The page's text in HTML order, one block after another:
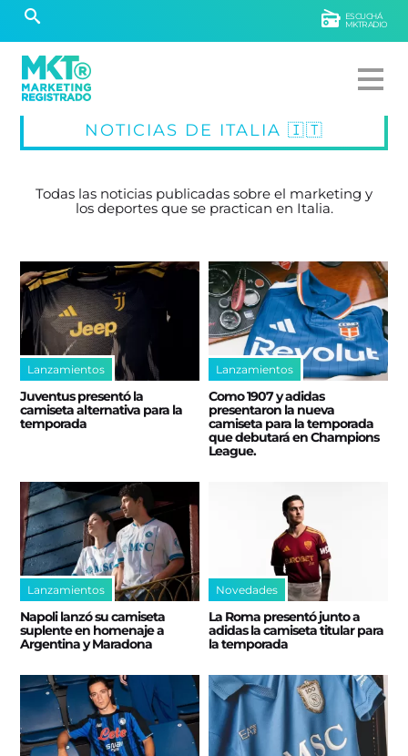
ESCUCHÁ
MKTRADIO
NOTICIAS DE ITALIA 🇮🇹
Todas las noticias publicadas sobre el marketing y
los deportes que se practican en Italia.
Lanzamientos
Juventus presentó la
camiseta alternativa para la
temporada
Lanzamientos
Como 1907 y adidas
presentaron la nueva
camiseta para la temporada
que debutará en Champions
League.
Lanzamientos
Napoli lanzó su camiseta
suplente en homenaje a
Argentina y Maradona
Novedades
La Roma presentó junto a
adidas la camiseta titular para
la temporada